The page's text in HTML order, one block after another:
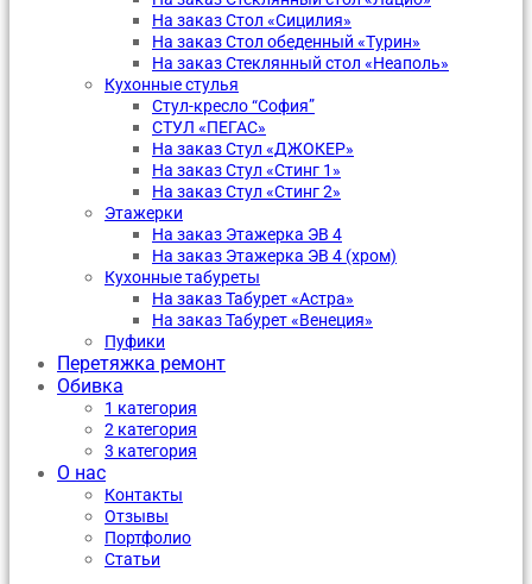
На заказ Стол «Сицилия»
На заказ Стол обеденный «Турин»
На заказ Стеклянный стол «Неаполь»
Кухонные стулья
Стул-кресло “София”
CТУЛ «ПЕГАС»
На заказ Стул «ДЖОКЕР»
На заказ Стул «Стинг 1»
На заказ Стул «Стинг 2»
Этажерки
На заказ Этажерка ЭВ 4
На заказ Этажерка ЭВ 4 (хром)
Кухонные табуреты
На заказ Табурет «Астра»
На заказ Табурет «Венеция»
Пуфики
Перетяжка ремонт
Обивка
1 категория
2 категория
3 категория
О нас
Контакты
Отзывы
Портфолио
Статьи